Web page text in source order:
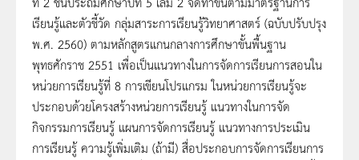
เรียนรู้และตัวชี้วัด กลุ่มสาระการเรียนรู้วิทยาศาสตร์ (ฉบับปรับปรุง
พ.ศ. 2560) ตามหลักสูตรแกนกลางการศึกษาขั้นพื้นฐาน
พุทธศักราช 2551 เพื่อเป็นแนวทางในการจัดการเรียนการสอนใน
หน่วยการเรียนรู้ที่ 8 การเขียนโปรแกรม ในหน่วยการเรียนรู้จะ
ประกอบด้วยโครงสร้างหน่วยการเรียนรู้ แนวทางในการจัด
กิจกรรมการเรียนรู้ แผนการจัดการเรียนรู้ แนวทางการประเมิน
การเรียนรู้ ความรู้เพิ่มเติม (ถ้ามี) สื่อประกอบการจัดการเรียนการ